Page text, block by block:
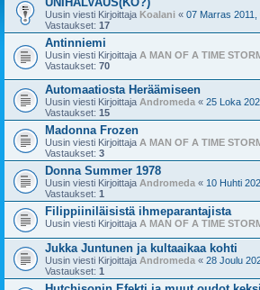
Uusin viesti Kirjoittaja Koalani « 07 Marras 2011,
Vastaukset: 17
Antinniemi
Uusin viesti Kirjoittaja A MAN OF A TIME
Vastaukset: 70
Automaatiosta Heräämiseen
Uusin viesti Kirjoittaja Andromeda « 25 Loka
Vastaukset: 15
Madonna Frozen
Uusin viesti Kirjoittaja A MAN OF A TIME
Vastaukset: 3
Donna Summer 1978
Uusin viesti Kirjoittaja Andromeda « 10 Huhti
Vastaukset: 1
Filippiiniläisistä ihmeparantajista
Uusin viesti Kirjoittaja A MAN OF A TIME
Jukka Juntunen ja kultaaikaa kohti
Uusin viesti Kirjoittaja Andromeda « 28 Joulu
Vastaukset: 1